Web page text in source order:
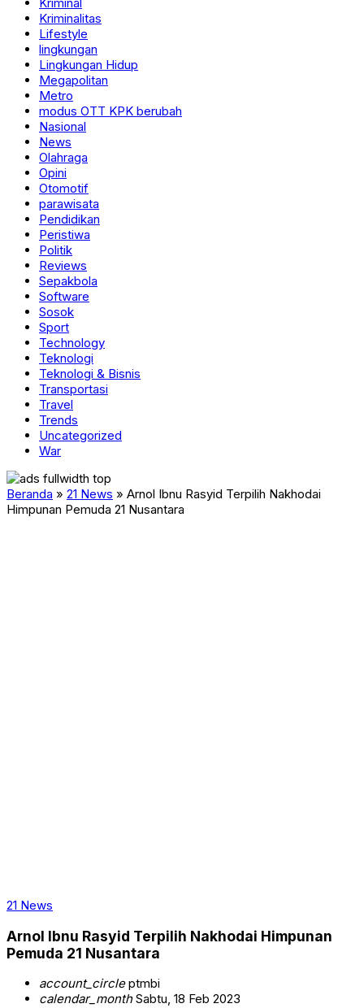
Kriminalitas
Lifestyle
lingkungan
Lingkungan Hidup
Megapolitan
Metro
modus OTT KPK berubah
Nasional
News
Olahraga
Opini
Otomotif
parawisata
Pendidikan
Peristiwa
Politik
Reviews
Sepakbola
Software
Sosok
Sport
Technology
Teknologi
Teknologi & Bisnis
Transportasi
Travel
Trends
Uncategorized
War
Beranda » 21 News » Arnol Ibnu Rasyid Terpilih Nakhodai
Himpunan Pemuda 21 Nusantara
21 News
Arnol Ibnu Rasyid Terpilih Nakhodai Himpunan
Pemuda 21 Nusantara
account_circleptmbi
calendar_monthSabtu, 18 Feb 2023